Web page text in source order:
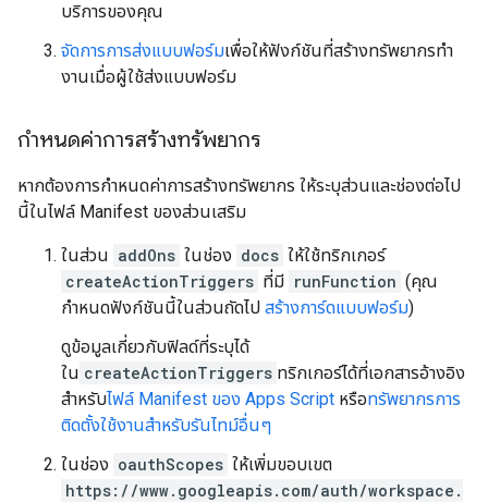
บริการของคุณ
จัดการการส่งแบบฟอร์มเพื่อให้ฟังก์ชันที่สร้างทรัพยากรทํา
งานเมื่อผู้ใช้ส่งแบบฟอร์ม
กำหนดค่าการสร้างทรัพยากร
หากต้องการกำหนดค่าการสร้างทรัพยากร ให้ระบุส่วนและช่องต่อไป
นี้ในไฟล์ Manifest ของส่วนเสริม
ในส่วน addOns ในช่อง docs ให้ใช้ทริกเกอร์
createActionTriggers ที่มี runFunction (คุณ
กำหนดฟังก์ชันนี้ในส่วนถัดไป สร้างการ์ดแบบฟอร์ม)
ดูข้อมูลเกี่ยวกับฟิลด์ที่ระบุได้
ใน createActionTriggers ทริกเกอร์ได้ที่เอกสารอ้างอิง
สำหรับไฟล์ Manifest ของ Apps Script หรือทรัพยากรการ
ติดตั้งใช้งานสำหรับรันไทม์อื่นๆ
ในช่อง oauthScopes ให้เพิ่มขอบเขต
https://www.googleapis.com/auth/workspace.